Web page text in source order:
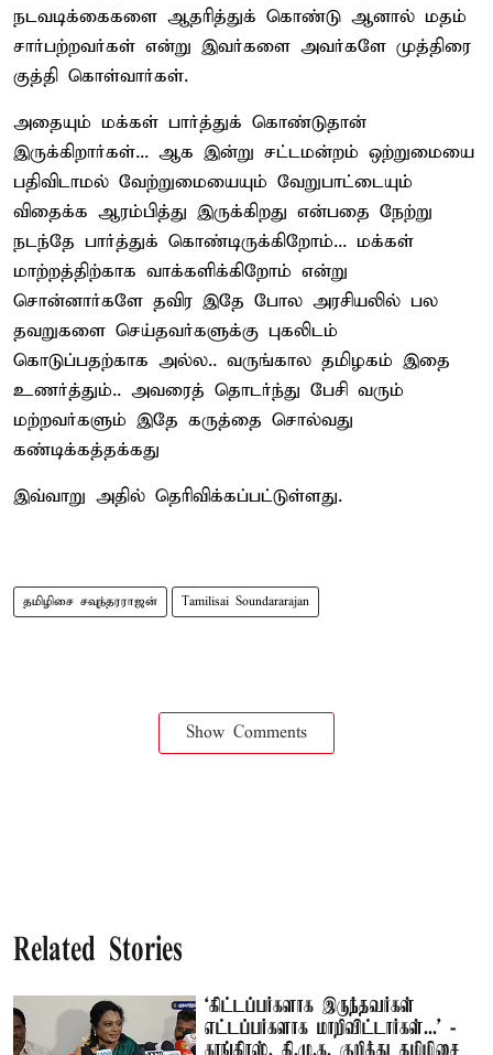
நடவடிக்கைகளை ஆதரித்துக் கொண்டு ஆனால் மதம்
சார்பற்றவர்கள் என்று இவர்களை அவர்களே முத்திரை
குத்தி கொள்வார்கள்.
அதையும் மக்கள் பார்த்துக் கொண்டுதான்
இருக்கிறார்கள்... ஆக இன்று சட்டமன்றம் ஒற்றுமையை
பதிவிடாமல் வேற்றுமையையும் வேறுபாட்டையும்
விதைக்க ஆரம்பித்து இருக்கிறது என்பதை நேற்று
நடந்தே பார்த்துக் கொண்டிருக்கிறோம்... மக்கள்
மாற்றத்திற்காக வாக்களிக்கிறோம் என்று
சொன்னார்களே தவிர இதே போல அரசியலில் பல
தவறுகளை செய்தவர்களுக்கு புகலிடம்
கொடுப்பதற்காக அல்ல.. வருங்கால தமிழகம் இதை
உணர்த்தும்.. அவரைத் தொடர்ந்து பேசி வரும்
மற்றவர்களும் இதே கருத்தை சொல்வது
கண்டிக்கத்தக்கது
இவ்வாறு அதில் தெரிவிக்கப்பட்டுள்ளது.
தமிழிசை சவுந்தரராஜன் Tamilisai Soundararajan
Show Comments
Related Stories
‘கிட்டப்பர்களாக இருந்தவர்கள்
எட்டப்பர்களாக மாறிவிட்டார்கள்...’ -
காங்கிரஸ், தி.மு.க. குறித்து தமிழிசை